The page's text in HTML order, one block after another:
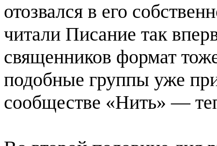
отозвался в его
читали Писание так
священников формат
подобные группы уже
сообществе «Нить» —